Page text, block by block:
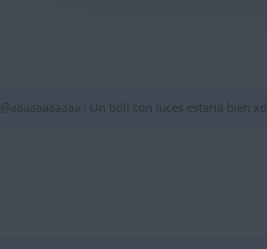
@aaaaaaaaaaa : Un boli con luces estaría bien xd